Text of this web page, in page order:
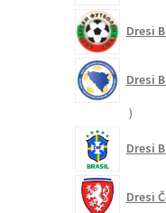
Dresi
Dresi
21
Dresi
Dresi